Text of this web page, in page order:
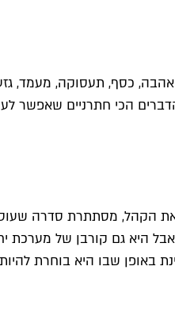
הקהל, מסתתרת סדרה
היא גם קורבן של
באופן שבו היא